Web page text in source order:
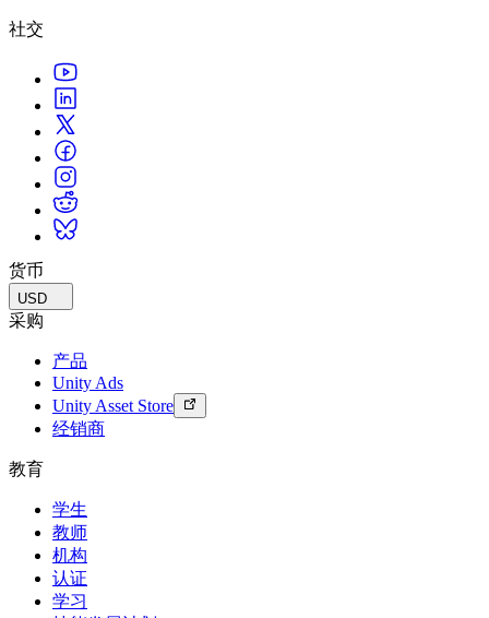
探索 Unity 支持的超过 25 个平台
常态化运营
游戏上线后的数据洞察与常态化运营
Grow
用户获取
被发现并获取移动用户
管理跨门店和D2C渠道的IAP（应用内购买）
商业化
通过 Unity 投放广告
使用案例
移动游戏
使用 Unity 打造移动端爆款游戏
独立游戏
小团队也能做出大游戏
XR 游戏
跨平台发布 XR 游戏
实现运营卓越
零售
将店内体验转化为在线体验
汽车
提升创新能力和车内体验
查看所有行业
技术术语库
案例分析
真实成功案例
最佳实践指南
专家提示和技巧
演示
演示、示例和构建模块
所有资源
新增功能
博客
更新、信息和技术提示
新闻
新闻、故事和新闻中心
直播活动
Unity奖项
庆祝全球的Unity创作者
你是Unity 新手？开始您的旅程
使用指南
可操作的技巧和最佳实践
教育
对于学生
开启您的职业生涯
增强您的教学
教育资助许可证
认证
证明您的Unity精通
社交
货币
USD
采购
产品
Unity Ads
Unity Asset Store
经销商
教育
学生
教师
机构
认证
学习